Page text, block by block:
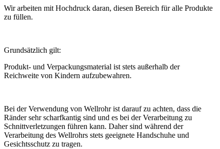
Wir arbeiten mit Hochdruck daran, diesen Bereich für alle Produkte
zu füllen.
Grundsätzlich gilt:
Produkt- und Verpackungsmaterial ist stets außerhalb der
Reichweite von Kindern aufzubewahren.
Bei der Verwendung von Wellrohr ist darauf zu achten, dass die
Ränder sehr scharfkantig sind und es bei der Verarbeitung zu
Schnittverletzungen führen kann. Daher sind während der
Verarbeitung des Wellrohrs stets geeignete Handschuhe und
Gesichtsschutz zu tragen.